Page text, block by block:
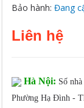
Bảo hành:Đang
Liên hệ
Hà Nội: Số
Phường Hạ Đình -